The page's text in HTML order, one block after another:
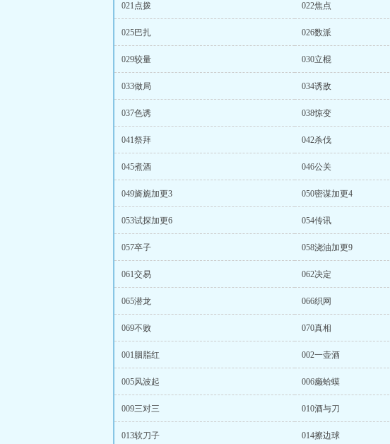
021点拨 022焦点
025巴扎 026数派
029较量 030立棍
033做局 034诱敌
037色诱 038惊变
041祭拜 042杀伐
045煮酒 046公关
049旖旎加更3 050密谋加更4
053试探加更6 054传讯
057卒子 058浇油加更9
061交易 062决定
065潜龙 066织网
069不败 070真相
001胭脂红 002一壶酒
005风波起 006癞蛤蟆
009三对三 010酒与刀
013软刀子 014擦边球